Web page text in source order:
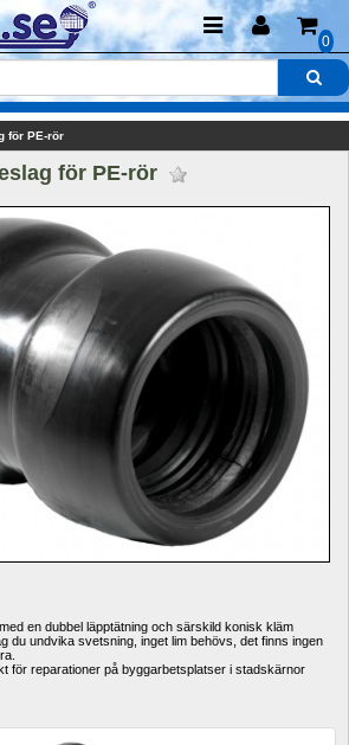
0
för PE-rör
för PE-rör
en dubbel läpptätning och särskild konisk kläm
du undvika svetsning, inget lim behövs, det finns ingen
för reparationer på byggarbetsplatser i stadskärnor